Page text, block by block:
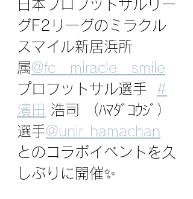
日本プロフットサルリー
グF2リーグのミラクル
スマイル新居浜所
属⁣@fc__miracle__smile
プロフットサル選手 ⁣ #
濱田 浩司 （ﾊﾏﾀﾞｺｳｼﾞ）
選手⁣@unir_hamachan
とのコラボイベントを久
しぶりに開催✨⁣⁣⁣